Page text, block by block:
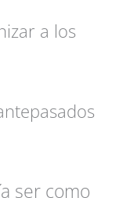
a los
ser como